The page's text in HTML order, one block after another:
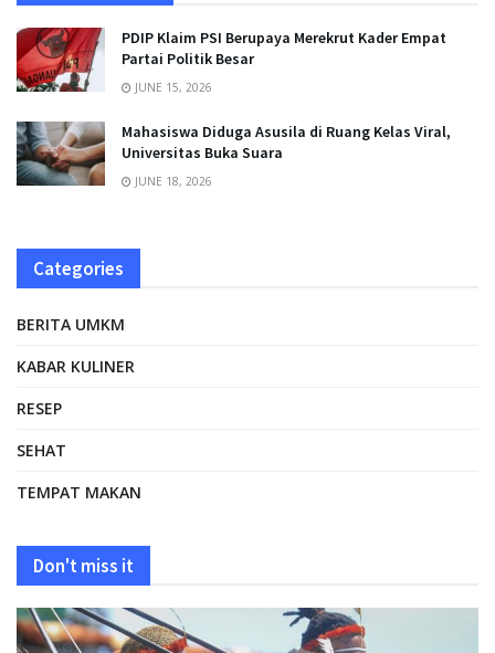
PDIP Klaim PSI Berupaya Merekrut Kader Empat
Partai Politik Besar
JUNE 15, 2026
Mahasiswa Diduga Asusila di Ruang Kelas Viral,
Universitas Buka Suara
JUNE 18, 2026
Categories
BERITA UMKM
KABAR KULINER
RESEP
SEHAT
TEMPAT MAKAN
Don't miss it